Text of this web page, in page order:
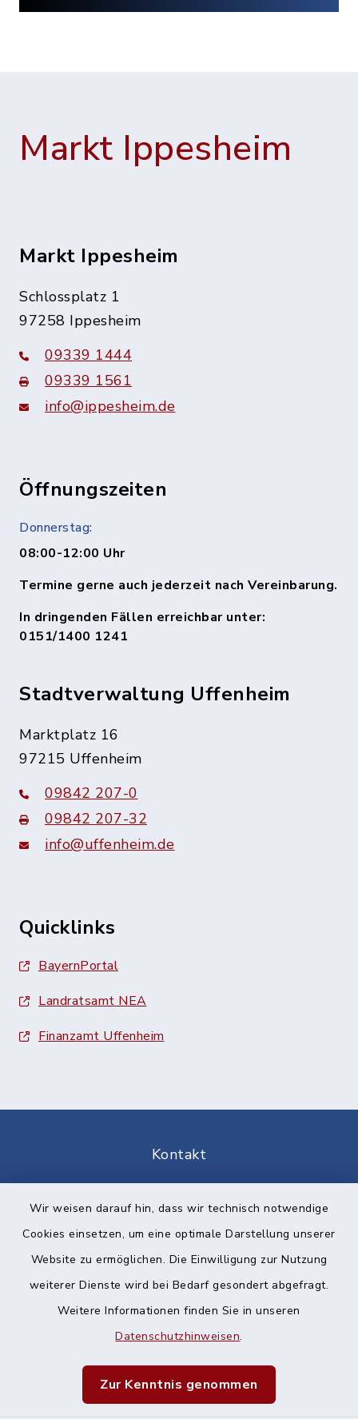
Wir weisen darauf hin, dass wir technisch notwendige
Cookies einsetzen, um eine optimale Darstellung unserer
Website zu ermöglichen. Die Einwilligung zur Nutzung
weiterer Dienste wird bei Bedarf gesondert abgefragt.
Weitere Informationen finden Sie in unseren
Datenschutzhinweisen.
Zur Kenntnis genommen
Markt Ippesheim
Markt Ippesheim
Schlossplatz 1
97258 Ippesheim
09339 1444
09339 1561
info@ippesheim.de
Öffnungszeiten
Donnerstag:
08:00-12:00 Uhr
Termine gerne auch jederzeit nach Vereinbarung.
In dringenden Fällen erreichbar unter:
0151/1400 1241
Stadtverwaltung Uffenheim
Marktplatz 16
97215 Uffenheim
09842 207-0
09842 207-32
info@uffenheim.de
Quicklinks
BayernPortal
Landratsamt NEA
Finanzamt Uffenheim
Kontakt
Datenschutz
Impressum
Sitemap
Cookie-Einstellungen